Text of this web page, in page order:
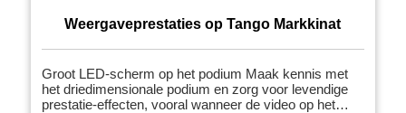
Weergaveprestaties op Tango Markkinat
Groot LED-scherm op het podium Maak kennis met
het driedimensionale podium en zorg voor levendige
prestatie-effecten, vooral wanneer de video op het